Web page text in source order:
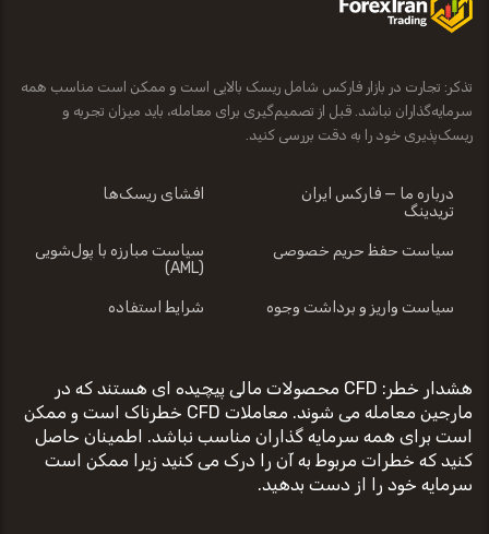
تذکر: تجارت در بازار فارکس شامل ریسک بالایی است و ممکن است مناسب همه
سرمایه‌گذاران نباشد. قبل از تصمیم‌گیری برای معامله، باید میزان تجربه و
ریسک‌پذیری خود را به دقت بررسی کنید.
درباره ما — فارکس ایران
تریدینگ
افشای ریسک‌ها
سیاست حفظ حریم خصوصی
سیاست مبارزه با پول‌شویی
(AML)
سیاست واریز و برداشت وجوه شرایط استفاده
هشدار خطر: CFD محصولات مالی پیچیده ای هستند که در
مارجین معامله می شوند. معاملات CFD خطرناک است و ممکن
است برای همه سرمایه گذاران مناسب نباشد. اطمینان حاصل
کنید که خطرات مربوط به آن را درک می کنید زیرا ممکن است
سرمایه خود را از دست بدهید.